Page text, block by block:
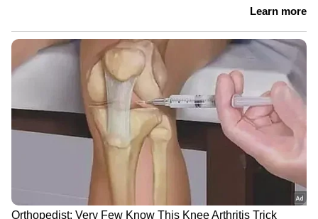
തക്കാളിയിൽ വിറ്റാമിൻ സി, ലൈക്കോപീൻ
തുടങ്ങിയ ആൻ്റിഓക്‌സിഡൻ്റുകൾ